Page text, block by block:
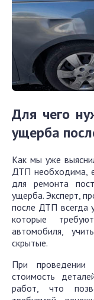
Для чего
ущерба
Как мы уже
ДТП необходима,
для ремонта
ущерба. Эксперт,
после ДТП всегда
которые
автомобиля,
скрытые.
При проведении
стоимость
работ, что